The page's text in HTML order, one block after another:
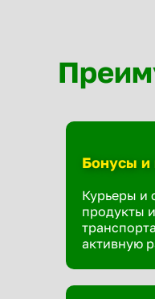
Бонусы и
Курьеры и
продукты
активную